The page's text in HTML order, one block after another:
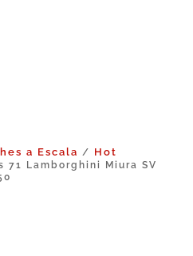
a Escala / Hot
71 Lamborghini Miura SV